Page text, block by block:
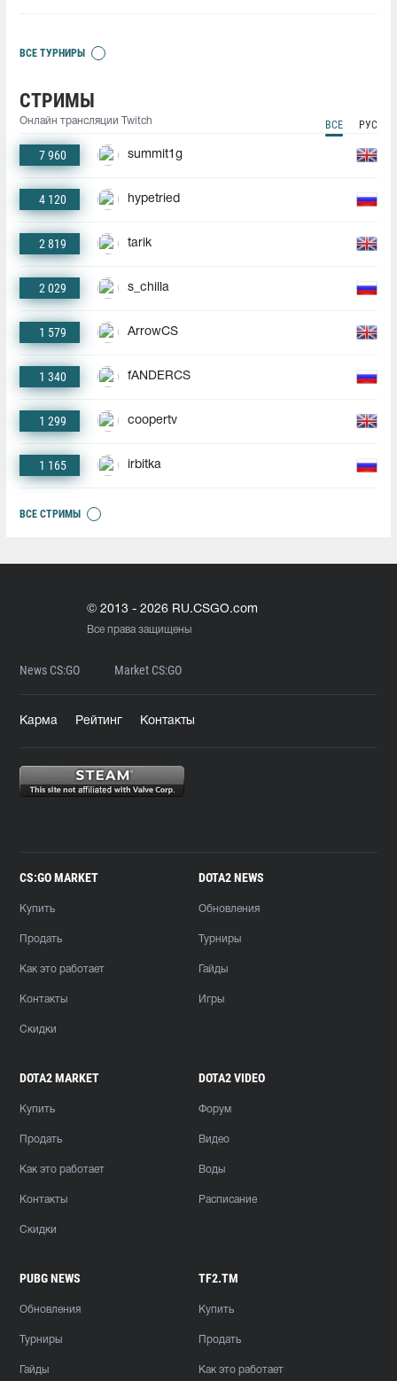
ВСЕ ТУРНИРЫ
СТРИМЫ
Онлайн трансляции Twitch ВСЕ РУС
7 960 summit1g
4 120 hypetried
2 819 tarik
2 029 s_chilla
1 579 ArrowCS
1 340 fANDERCS
1 299 coopertv
1 165 irbitka
ВСЕ СТРИМЫ
© 2013 - 2026 RU.CSGO.com
Все права защищены
News CS:GO Market CS:GO
Карма Рейтинг Контакты
CS:GO MARKET
Купить
Продать
Как это работает
Контакты
Скидки
DOTA2 NEWS
Обновления
Турниры
Гайды
Игры
DOTA2 MARKET
Купить
Продать
Как это работает
Контакты
Скидки
DOTA2 VIDEO
Форум
Видео
Воды
Расписание
PUBG NEWS
Обновления
Турниры
Гайды
TF2.TM
Купить
Продать
Как это работает